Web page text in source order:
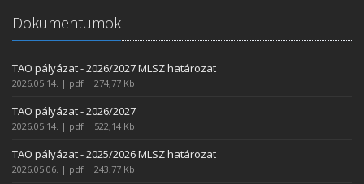
Dokumentumok
TAO pályázat - 2026/2027 MLSZ határozat
2026.05.14. | pdf | 274,77 Kb
TAO pályázat - 2026/2027
2026.05.14. | pdf | 522,14 Kb
TAO pályázat - 2025/2026 MLSZ határozat
2026.05.06. | pdf | 243,77 Kb